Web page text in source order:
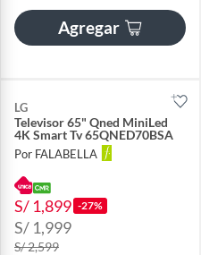
Agregar
LG
Televisor 65" Qned MiniLed
4K Smart Tv 65QNED70BSA
Por FALABELLA
S/ 1,899 -27%
S/ 1,999
S/ 2,599